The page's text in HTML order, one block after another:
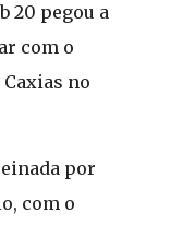
20 pegou a
com o
no
por
com o